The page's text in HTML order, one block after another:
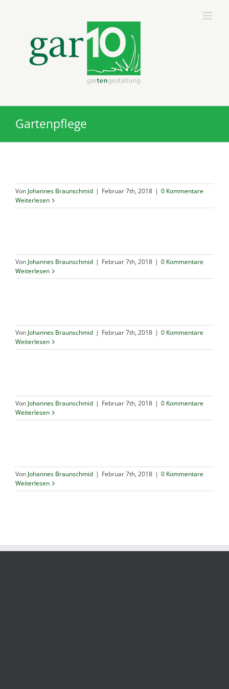
Gartenpflege
Von Johannes Braunschmid | Februar 7th, 2018 | 0 Kommentare
Weiterlesen
Von Johannes Braunschmid | Februar 7th, 2018 | 0 Kommentare
Weiterlesen
Von Johannes Braunschmid | Februar 7th, 2018 | 0 Kommentare
Weiterlesen
Von Johannes Braunschmid | Februar 7th, 2018 | 0 Kommentare
Weiterlesen
Von Johannes Braunschmid | Februar 7th, 2018 | 0 Kommentare
Weiterlesen